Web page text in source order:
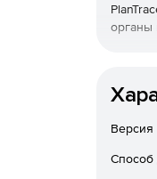
органы
Версия
Способ